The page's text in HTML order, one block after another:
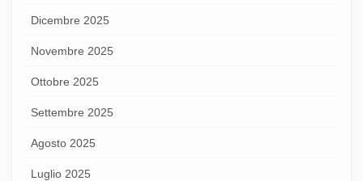
Dicembre 2025
Novembre 2025
Ottobre 2025
Settembre 2025
Agosto 2025
Luglio 2025